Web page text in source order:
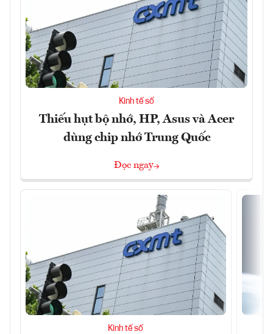
Kinh tế số
Thiếu hụt bộ nhớ, HP, Asus và Acer
dùng chip nhớ Trung Quốc
Đọc ngay
Kinh tế số